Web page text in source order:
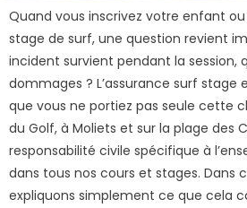
Quand vous inscrivez votre enfant
stage de surf, une question revient
incident survient pendant la session,
dommages ? L’assurance surf stage
que vous ne portiez pas seule cette
du Golf, à Moliets et sur la plage des
responsabilité civile spécifique à
dans tous nos cours et stages. Dans
expliquons simplement ce que cela